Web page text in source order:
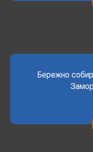
Бережно